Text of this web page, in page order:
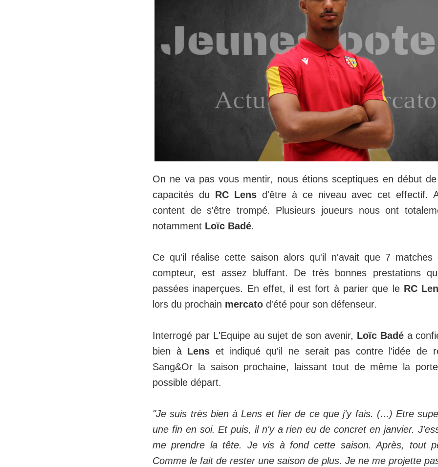
On ne va pas vous mentir, nous étions sceptiques en début
capacités du RC Lensd'être à ce niveau avec cet effectif.
content de s'être trompé. Plusieurs joueurs nous ont
notamment Loïc Badé.
Ce qu'il réalise cette saison alors qu'il n'avait que 7
compteur, est assez bluffant. De très bonnes prestations
passées inaperçues. En effet, il est fort à parier que le RC
lors du prochain mercato d'été pour son défenseur.
Interrogé par L'Equipe au sujet de son avenir, Loïc Badéa
bien à Lens et indiqué qu'il ne serait pas contre l'idée de
Sang&Or la saison prochaine, laissant tout de même la
possible départ.
"Je suis très bien à Lens et fier de ce que j'y fais. (...) Etre
une fin en soi. Et puis, il n'y a rien eu de concret en janvier.
me prendre la tête. Je vis à fond cette saison. Après, tout
Comme le fait de rester une saison de plus. Je ne me projette